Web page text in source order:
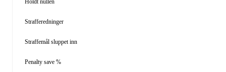
Holdt nullen
Strafferedninger
Straffemål sluppet inn
Penalty save %